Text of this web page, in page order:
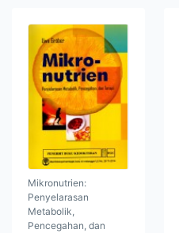
Mikronutrien:
Penyelarasan
Metabolik,
Pencegahan, dan